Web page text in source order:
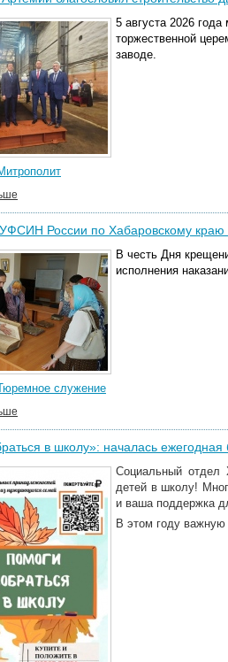
5 августа 2026
торжественной
заводе.
России по Хабаровскому
В честь Дня
исполнения
служение
в школу»: началась
Социальный отдел
детей в школу!
и ваша поддержка
В этом году